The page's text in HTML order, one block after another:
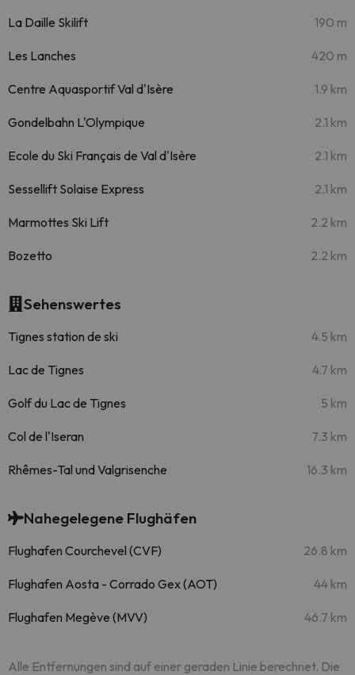
La Daille Skilift 190 m
Les Lanches 420 m
Centre Aquasportif Val d'Isère 1.9 km
Gondelbahn L'Olympique 2.1 km
Ecole du Ski Français de Val d'Isère 2.1 km
Sessellift Solaise Express 2.1 km
Marmottes Ski Lift 2.2 km
Bozetto 2.2 km
Sehenswertes
Tignes station de ski 4.5 km
Lac de Tignes 4.7 km
Golf du Lac de Tignes 5 km
Col de l'Iseran 7.3 km
Rhêmes-Tal und Valgrisenche 16.3 km
Nahegelegene Flughäfen
Flughafen Courchevel (CVF) 26.8 km
Flughafen Aosta - Corrado Gex (AOT) 44 km
Flughafen Megève (MVV) 46.7 km
Alle Entfernungen sind auf einer geraden Linie berechnet. Die